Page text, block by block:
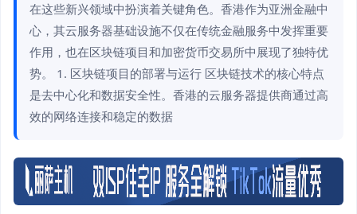
在这些新兴领域中扮演着关键角色。香港作为亚洲金融中
心，其云服务器基础设施不仅在传统金融服务中发挥重要
作用，也在区块链项目和加密货币交易所中展现了独特优
势。 1. 区块链项目的部署与运行 区块链技术的核心特点
是去中心化和数据安全性。香港的云服务器提供商通过高
效的网络连接和稳定的数据